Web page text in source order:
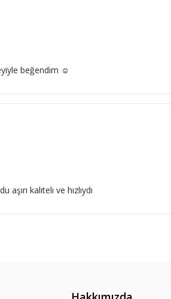
beğendim ☺️
kalıtelı ve hızlıydı